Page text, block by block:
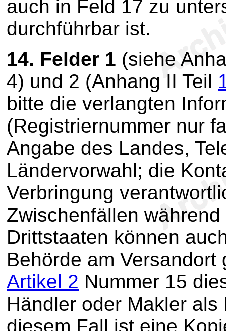
auch in Feld 17 zu
durchführbar ist.
14. Felder 1 (siehe
4) und 2 (Anhang II Teil
bitte die verlangten
(Registriernummer nur
Angabe des Landes,
Ländervorwahl; die
Verbringung
Zwischenfällen
Drittstaaten können
Behörde am
Artikel 2 Nummer 15
Händler oder Makler
diesem Fall ist eine